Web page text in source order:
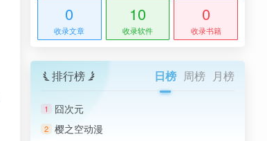
0
收录文章
10
收录软件
0
收录书籍
排行榜 日榜 周榜 月榜
1 囧次元
2 樱之空动漫